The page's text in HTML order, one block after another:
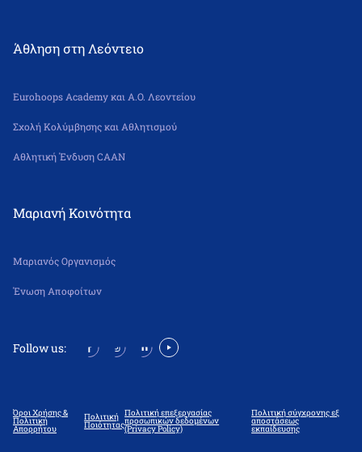
Άθληση στη Λεόντειο
Eurohoops Academy και Α.Ο. Λεοντείου
Σχολή Κολύμβησης και Αθλητισμού
Αθλητική Ένδυση CAAN
Μαριανή Κοινότητα
Μαριανός Οργανισμός
Ένωση Αποφοίτων
Follow us:
Όροι Χρήσης &
Πολιτική
Απορρήτου
Πολιτική
Ποιότητας
Πολιτική επεξεργασίας
προσωπικών δεδομένων
(Privacy Policy)
Πολιτική σύγχρονης εξ
αποστάσεως
εκπαίδευσης